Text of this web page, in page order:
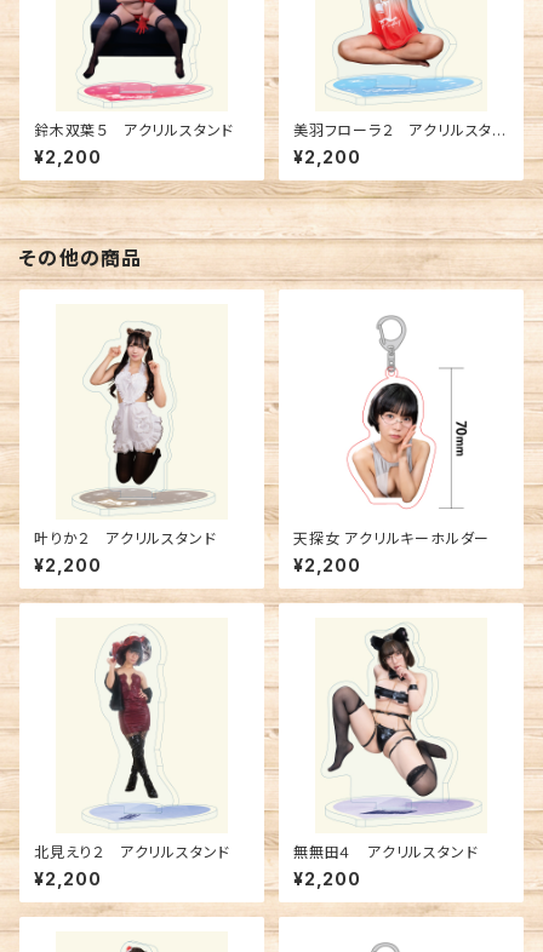
鈴木双葉５ アクリルスタンド
¥2,200
美羽フローラ２ アクリルスタン
ド
¥2,200
その他の商品
叶りか２ アクリルスタンド
¥2,200
天探女 アクリルキーホルダー
¥2,200
北見えり２ アクリルスタンド
¥2,200
無無田４ アクリルスタンド
¥2,200